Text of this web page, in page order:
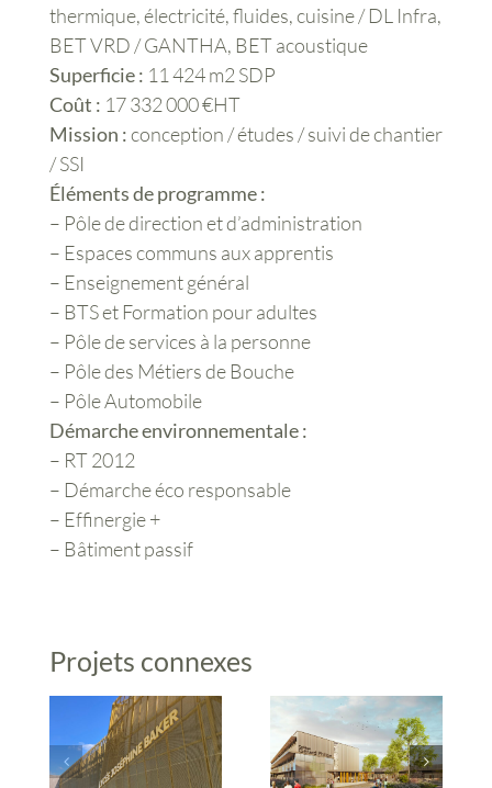
thermique, électricité, fluides, cuisine / DL Infra,
BET VRD / GANTHA, BET acoustique
Superficie : 11 424 m2 SDP
Coût : 17 332 000 €HT
Mission :conception / études / suivi de chantier
/ SSI
Éléments de programme :
– Pôle de direction et d’administration
– Espaces communs aux apprentis
– Enseignement général
– BTS et Formation pour adultes
– Pôle de services à la personne
– Pôle des Métiers de Bouche
– Pôle Automobile
Démarche environnementale :
– RT 2012
– Démarche éco responsable
– Effinergie +
– Bâtiment passif
Projets connexes
Construction du
lycée Joséphine
Baker
Restructuration
du Collège Gérard
Philippe